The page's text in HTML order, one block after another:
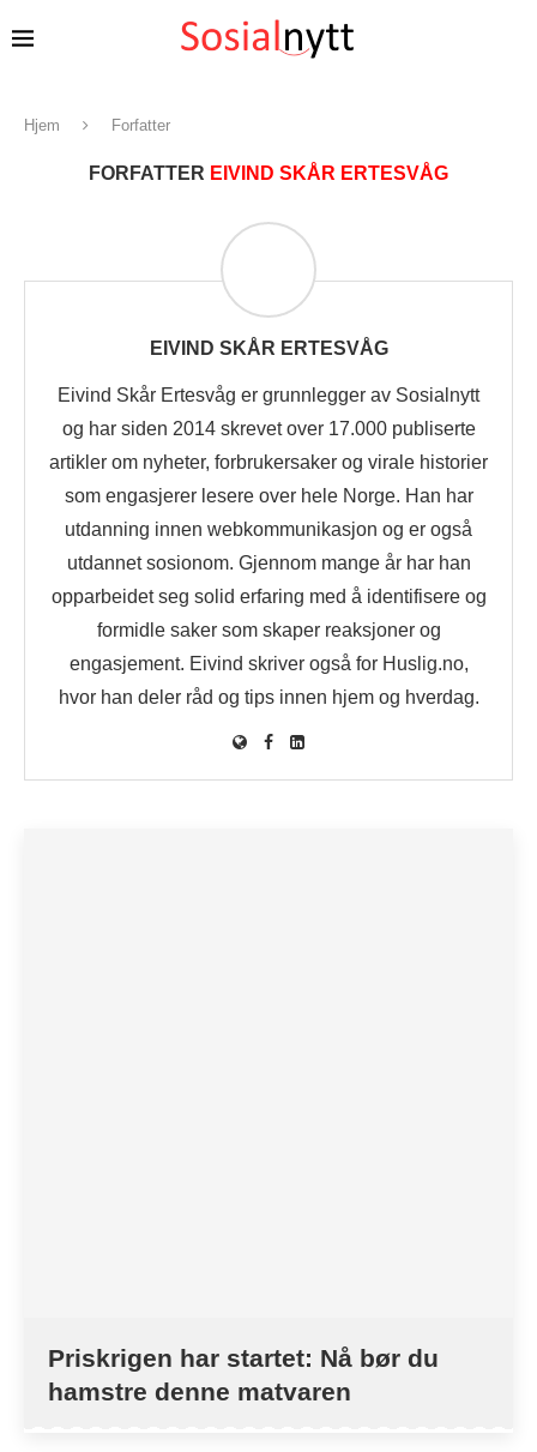
Hjem Forfatter
FORFATTER EIVIND SKÅR ERTESVÅG
EIVIND SKÅR ERTESVÅG
Eivind Skår Ertesvåg er grunnlegger av Sosialnytt
og har siden 2014 skrevet over 17.000 publiserte
artikler om nyheter, forbrukersaker og virale historier
som engasjerer lesere over hele Norge. Han har
utdanning innen webkommunikasjon og er også
utdannet sosionom. Gjennom mange år har han
opparbeidet seg solid erfaring med å identifisere og
formidle saker som skaper reaksjoner og
engasjement. Eivind skriver også for Huslig.no,
hvor han deler råd og tips innen hjem og hverdag.
Priskrigen har startet: Nå bør du
hamstre denne matvaren